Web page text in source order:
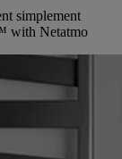
simplement
with Netatmo